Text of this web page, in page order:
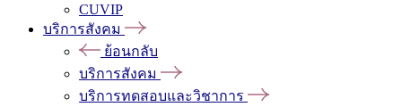
CUVIP
บริการสังคม
ย้อนกลับ
บริการสังคม
บริการทดสอบและวิชาการ